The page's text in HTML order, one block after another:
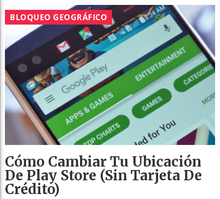
BLOQUEO GEOGRÁFICO
Cómo Cambiar Tu Ubicación
De Play Store (Sin Tarjeta De
Crédito)